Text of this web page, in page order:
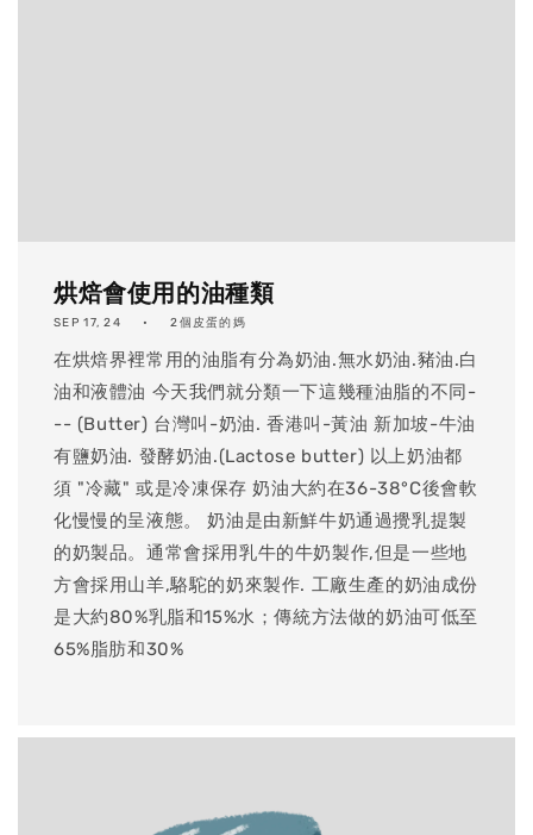
烘焙會使用的油種類
SEP 17, 24 2個皮蛋的媽
在烘焙界裡常用的油脂有分為奶油.無水奶油.豬油.白
油和液體油 今天我們就分類一下這幾種油脂的不同-
-- (Butter) 台灣叫-奶油. 香港叫-黃油 新加坡-牛油
有鹽奶油. 發酵奶油.(Lactose butter) 以上奶油都
須 "冷藏" 或是冷凍保存 奶油大約在36-38°C後會軟
化慢慢的呈液態。 奶油是由新鮮牛奶通過攪乳提製
的奶製品。通常會採用乳牛的牛奶製作,但是一些地
方會採用山羊,駱駝的奶來製作. 工廠生產的奶油成份
是大約80%乳脂和15%水；傳統方法做的奶油可低至
65%脂肪和30%